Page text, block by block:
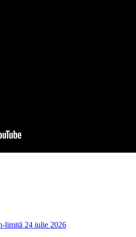
limită 24 iulie 2026